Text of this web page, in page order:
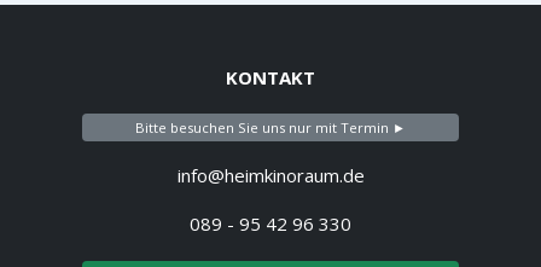
KONTAKT
Bitte besuchen Sie uns nur mit Termin ►
info@heimkinoraum.de
089 - 95 42 96 330